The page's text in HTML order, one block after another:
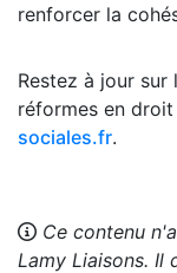
renforcer la
Restez à jour sur
réformes en
sociales.fr.
Ce contenu
Lamy Liaisons.